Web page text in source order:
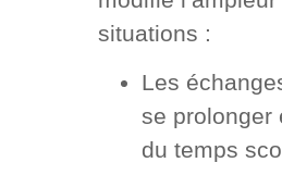
situations :
Les
se prolonger
du temps